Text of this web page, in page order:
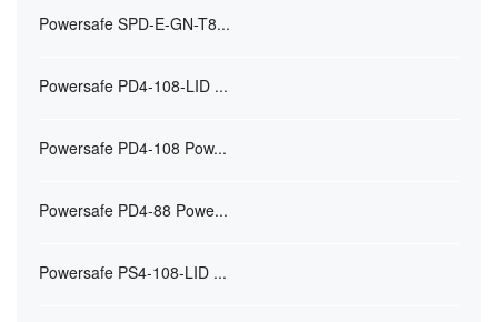
Powersafe SPD-E-GN-T8...
Powersafe PD4-108-LID ...
Powersafe PD4-108 Pow...
Powersafe PD4-88 Powe...
Powersafe PS4-108-LID ...